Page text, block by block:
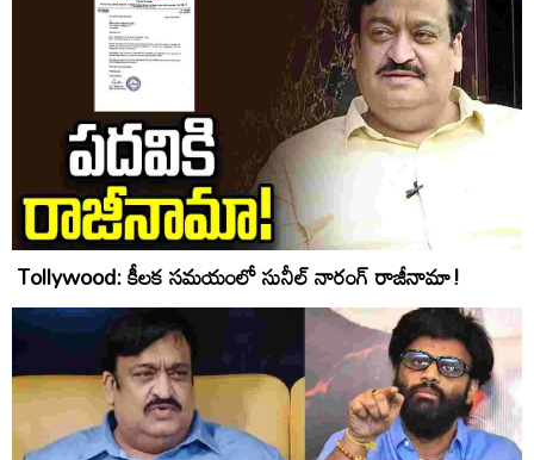
Tollywood: కీలక సమయంలో సునీల్ నారంగ్ రాజీనామా!